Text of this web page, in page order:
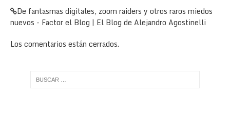
De fantasmas digitales, zoom raiders y otros raros miedos
nuevos - Factor el Blog | El Blog de Alejandro Agostinelli
Los comentarios están cerrados.